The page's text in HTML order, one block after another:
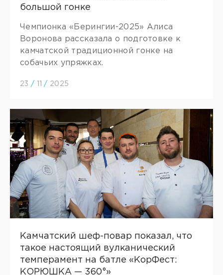
большой гонке
Чемпионка «Берингии-2025» Алиса
Воронова рассказала о подготовке к
камчатской традиционной гонке на
собачьих упряжках.
23 / / 2025
Камчатский шеф-повар показал, что
такое настоящий вулканический
темперамент на батле «КорФест:
КОРЮШКА — 360°»